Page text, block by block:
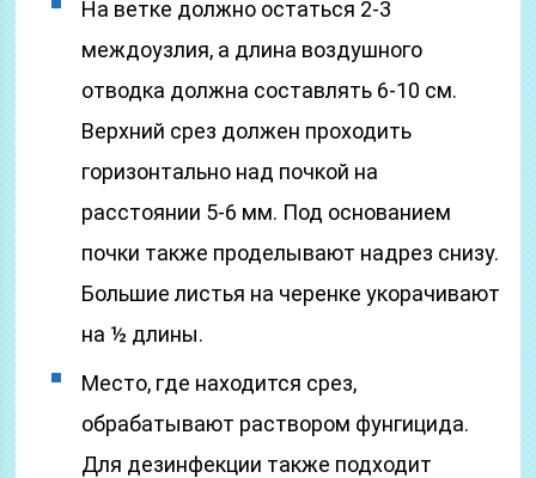
На ветке должно остаться 2-3
междоузлия, а длина воздушного
отводка должна составлять 6-10 см.
Верхний срез должен проходить
горизонтально над почкой на
расстоянии 5-6 мм. Под основанием
почки также проделывают надрез снизу.
Большие листья на черенке укорачивают
на ½ длины.
Место, где находится срез,
обрабатывают раствором фунгицида.
Для дезинфекции также подходит